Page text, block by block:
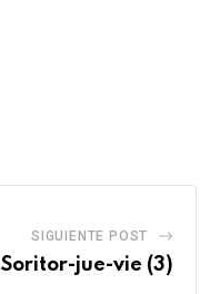
SIGUIENTE POST
Soritor-jue-vie (3)